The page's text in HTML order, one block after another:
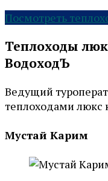
Посмотреть
Теплоходы
ВодоходЪ
Ведущий
теплоходами люкс
Мустай Карим